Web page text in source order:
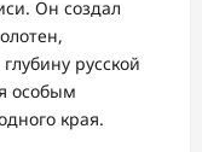
Он создал
русской
особым
края.